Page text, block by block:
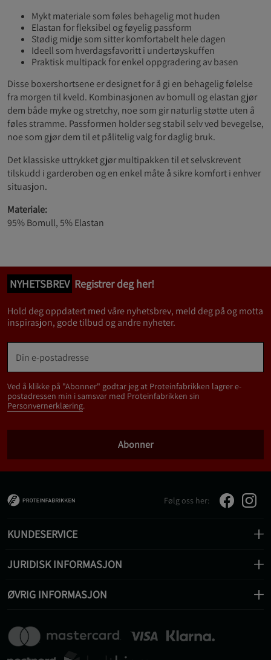
Mykt materiale som føles behagelig mot huden
Elastan for fleksibel og føyelig passform
Stødig midje som sitter komfortabelt hele dagen
Ideell som hverdagsfavoritt i undertøyskuffen
Praktisk multipack for enkel oppgradering av basen
Disse boxershortsene er designet for å gi en behagelig følelse
fra morgen til kveld. Kombinasjonen av bomull og elastan gjør
dem både myke og stretchy, noe som gir naturlig støtte uten å
føles stramme. Passformen holder seg stabil selv ved bevegelse,
noe som gjør dem til et pålitelig valg for daglig bruk.
Det klassiske uttrykket gjør multipakken til et selvskrevent
tilskudd i garderoben og en enkel måte å sikre komfort i enhver
situasjon.
Materiale:
95% Bomull, 5% Elastan
NYHETSBREV Registrer deg her!
Hold deg oppdatert med våre nyhetsbrev, meld deg på og motta
inspirasjon, gode tilbud og andre nyheter.
Ved å klikke på "Abonner" godtar jeg at Proteinfabrikken lagrer e-
postadressen min i samsvar med Proteinfabrikken sin
Personvernerklæring.
Abonner
Følg oss her:
KUNDESERVICE
JURIDISK INFORMASJON
ØVRIG INFORMASJON